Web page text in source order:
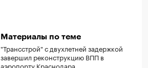
Материалы по теме
"Трансстрой" с двухлетней задержкой
завершил реконструкцию ВПП в
аэропорту Краснодара